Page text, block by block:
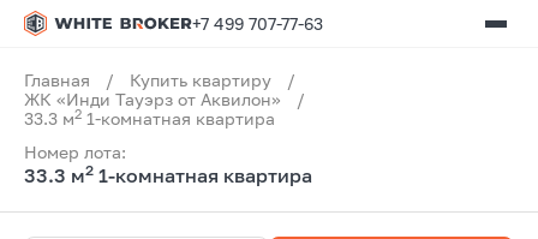
+7 499 707-77-63
Главная / Купить квартиру
/
ЖК «Инди Тауэрз от Аквилон»
/
33.3 м2 1-комнатная квартира
Номер лота:
33.3 м2 1-комнатная квартира